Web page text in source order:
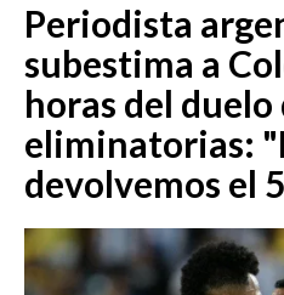
EMISIÓN 11:30 PM
Periodista
subestima a
horas del duelo
eliminatorias:
devolvemos el